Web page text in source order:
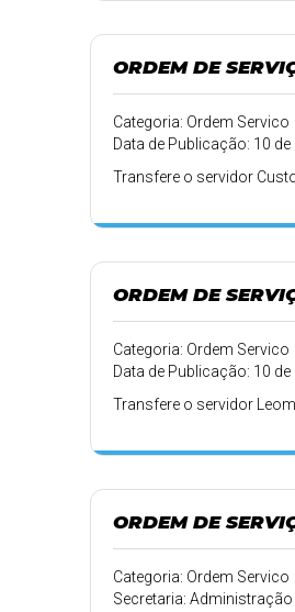
ORDEM DE
Categoria: Ordem Servico
Data de Publicação: 10
Transfere o servidor
ORDEM DE
Categoria: Ordem Servico
Data de Publicação: 10
Transfere o servidor
ORDEM DE
Categoria: Ordem Servico
Secretaria: